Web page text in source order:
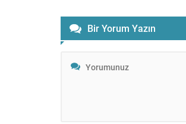
Bir Yorum Yazın